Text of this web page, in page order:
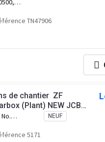
TN47906
de chantier ZF
(Plant) NEW JCB
No.
NEUF
5171